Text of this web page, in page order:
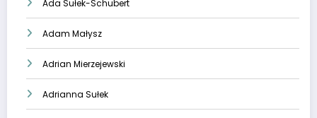
Ada Sułek-Schubert
Adam Małysz
Adrian Mierzejewski
Adrianna Sułek